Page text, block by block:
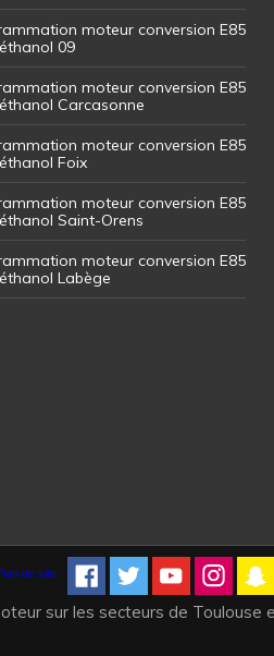
moteur conversion E85
09
moteur conversion E85
Carcasonne
moteur conversion E85
Foix
moteur conversion E85
Saint-Orens
moteur conversion E85
Labège
de site
sur les secteurs de Toulouse